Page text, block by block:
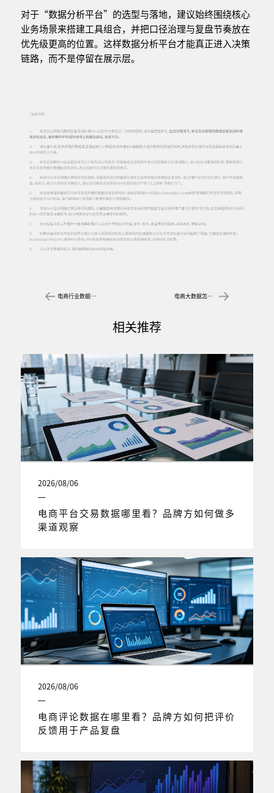
对于“数据分析平台”的选型与落地，建议始终围绕核心
业务场景来搭建工具组合，并把口径治理与复盘节奏放在
优先级更高的位置。这样数据分析平台才能真正进入决策
链路，而不是停留在展示层。
电商行业数据驱动大盘判断，破解规划与复盘难题 电商大数据怎么用：如何支撑品牌方经营决策
相关推荐
2026/08/06
电商平台交易数据哪里看？品牌方如何做多
渠道观察
2026/08/06
电商评论数据在哪里看？品牌方如何把评价
反馈用于产品复盘